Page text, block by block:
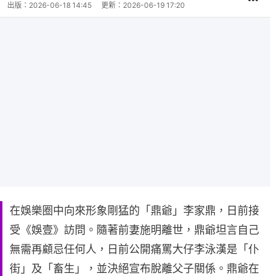
出版： 2026-06-18 14:45 更新： 2026-06-19 17:20
在娛樂圈中向來形象剛猛的「鼎爺」李家鼎，日前接
受《娛壹》訪問。隨著前妻施明離世，鼎爺坦言自己
無需再顧忌任何人，日前公開痛罵大仔李泳漢是「仆
街」及「畜生」，並決絕宣布脫離父子關係。鼎爺在